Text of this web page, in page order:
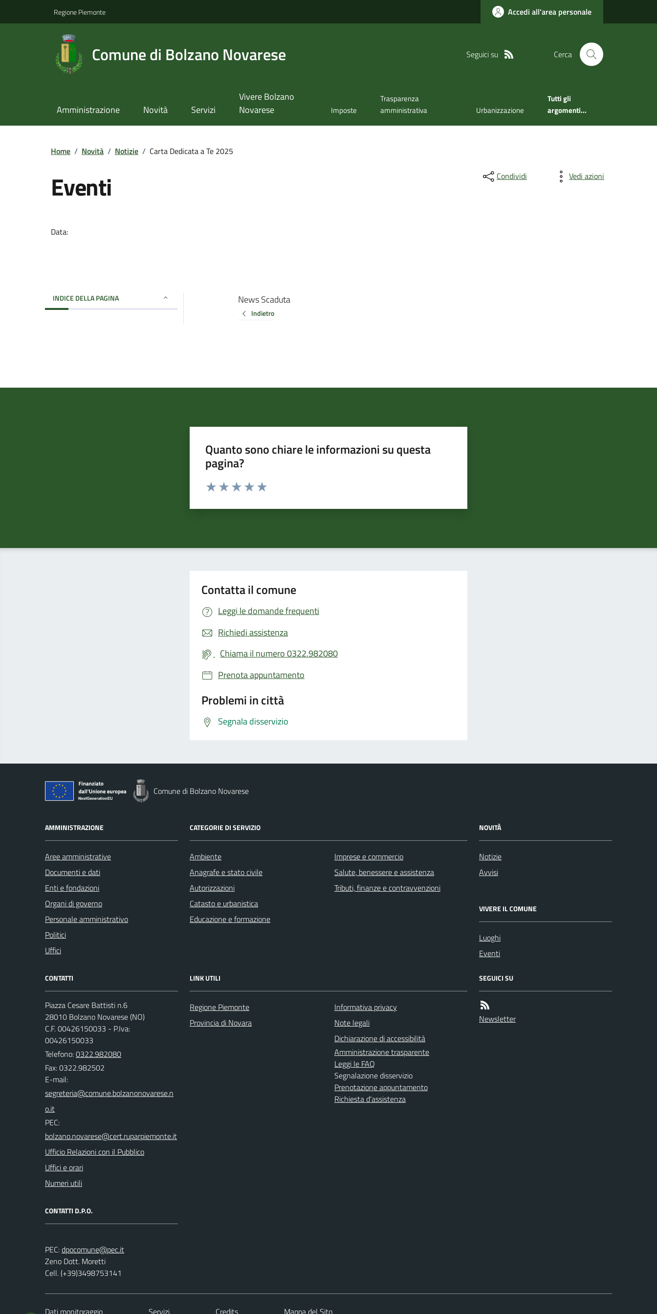
Regione Piemonte Accedi all'area personale
Comune di Bolzano Novarese Seguici su Cerca
Amministrazione Novità Servizi
Vivere Bolzano
Novarese
Imposte
Trasparenza
amministrativa
Urbanizzazione
Tutti gli
argomenti...
Home / Novità / Notizie / Carta Dedicata a Te 2025
Eventi
Data:
Condividi Vedi azioni
INDICE DELLA PAGINA News Scaduta
Indietro
Quanto sono chiare le informazioni su questa
pagina?
Valuta da 1 a 5 stelle la pagina
Contatta il comune
Leggi le domande frequenti
Richiedi assistenza
Chiama il numero 0322.982080
Prenota appuntamento
Problemi in città
Segnala disservizio
Comune di Bolzano Novarese
AMMINISTRAZIONE
Aree amministrative
Documenti e dati
Enti e fondazioni
Organi di governo
Personale amministrativo
Politici
Uffici
CATEGORIE DI SERVIZIO
Ambiente
Anagrafe e stato civile
Autorizzazioni
Catasto e urbanistica
Educazione e formazione
Imprese e commercio
Salute, benessere e assistenza
Tributi, finanze e contravvenzioni
NOVITÀ
Notizie
Avvisi
VIVERE IL COMUNE
Luoghi
Eventi
CONTATTI
Piazza Cesare Battisti n.6
28010 Bolzano Novarese (NO)
C.F. 00426150033 - P.Iva:
00426150033
Telefono:0322.982080
Fax: 0322.982502
E-mail:
PEC:
Ufficio Relazioni con il Pubblico
Uffici e orari
Numeri utili
CONTATTI D.P.O.
PEC:
Zeno Dott. Moretti
Cell. (+39)3498753141
LINK UTILI
Regione Piemonte
Provincia di Novara
Informativa privacy
Note legali
Dichiarazione di accessibilità
Amministrazione trasparente
Leggi le FAQ
Segnalazione disservizio
Prenotazione appuntamento
Richiesta d'assistenza
SEGUICI SU
Newsletter
Dati monitoraggio Servizi Credits Mappa del Sito